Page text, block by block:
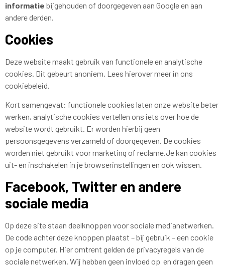
informatie bijgehouden of doorgegeven aan Google en aan
andere derden.
Cookies
Deze website maakt gebruik van functionele en analytische
cookies. Dit gebeurt anoniem. Lees hierover meer in ons
cookiebeleid.
Kort samengevat: functionele cookies laten onze website beter
werken, analytische cookies vertellen ons iets over hoe de
website wordt gebruikt. Er worden hierbij geen
persoonsgegevens verzameld of doorgegeven. De cookies
worden niet gebruikt voor marketing of reclame.Je kan cookies
uit- en inschakelen in je browserinstellingen en ook wissen.
Facebook, Twitter en andere
sociale media
Op deze site staan deelknoppen voor sociale medianetwerken.
De code achter deze knoppen plaatst – bij gebruik – een cookie
op je computer. Hier omtrent gelden de privacyregels van de
sociale netwerken. Wij hebben geen invloed op en dragen geen